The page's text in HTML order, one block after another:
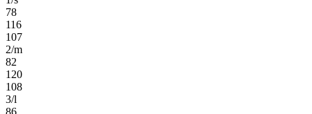
78
116
107
2/m
82
120
108
3/l
86